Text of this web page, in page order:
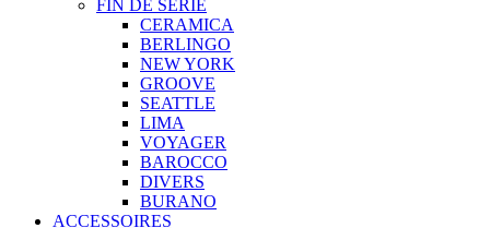
FIN DE SERIE
CERAMICA
BERLINGO
NEW YORK
GROOVE
SEATTLE
LIMA
VOYAGER
BAROCCO
DIVERS
BURANO
ACCESSOIRES